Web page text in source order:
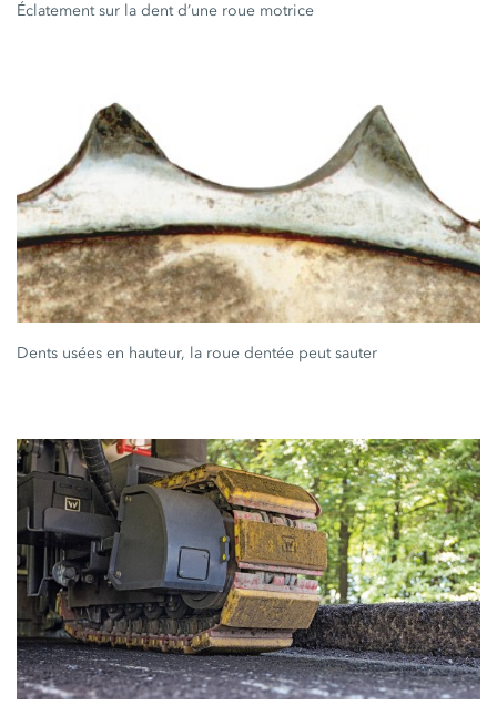
Éclatement sur la dent d’une roue motrice
Dents usées en hauteur, la roue dentée peut sauter